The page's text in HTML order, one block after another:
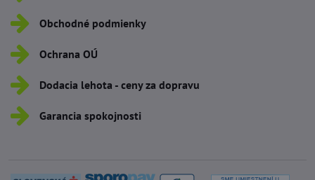
Obchodné podmienky
Ochrana OÚ
Dodacia lehota - ceny za dopravu
Garancia spokojnosti